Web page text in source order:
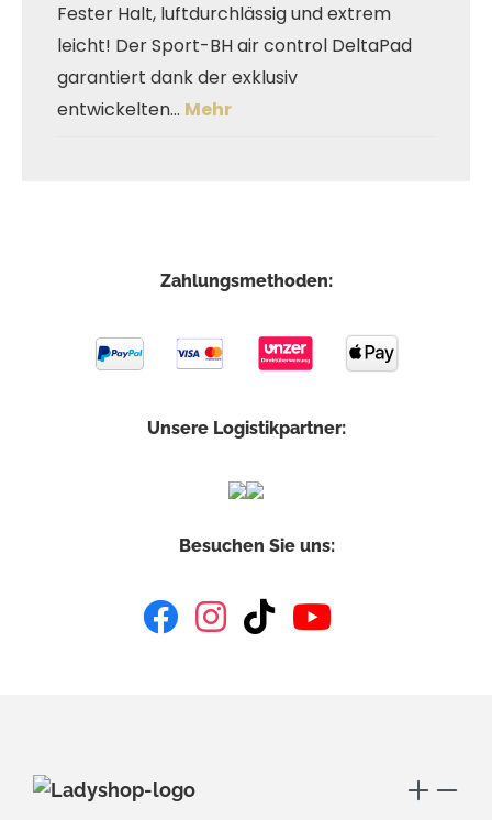
Fester Halt, luftdurchlässig und extrem
leicht! Der Sport-BH air control DeltaPad
garantiert dank der exklusiv
entwickelten… Mehr
Zahlungsmethoden:
Unsere Logistikpartner:
Besuchen Sie uns: